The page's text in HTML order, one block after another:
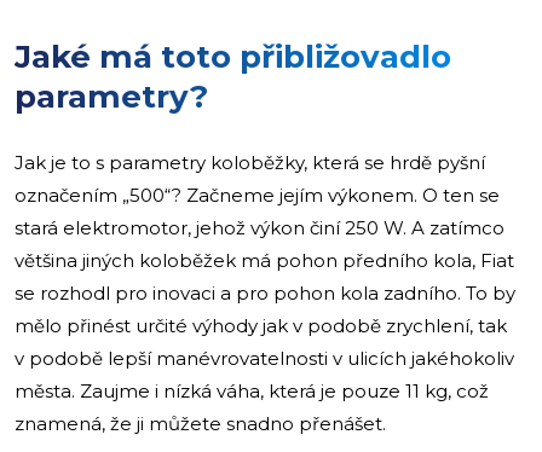
Jaké má toto přibližovadlo
parametry?
Jak je to s parametry koloběžky, která se hrdě pyšní
označením „500“? Začneme jejím výkonem. O ten se
stará elektromotor, jehož výkon činí 250 W. A zatímco
většina jiných koloběžek má pohon předního kola, Fiat
se rozhodl pro inovaci a pro pohon kola zadního. To by
mělo přinést určité výhody jak v podobě zrychlení, tak
v podobě lepší manévrovatelnosti v ulicích jakéhokoliv
města. Zaujme i nízká váha, která je pouze 11 kg, což
znamená, že ji můžete snadno přenášet.